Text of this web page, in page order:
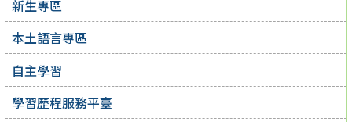
新生專區
本土語言專區
自主學習
學習歷程服務平臺